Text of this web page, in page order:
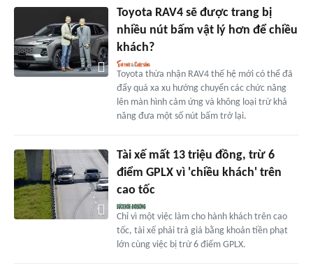
Toyota RAV4 sẽ được trang bị
nhiều nút bấm vật lý hơn để chiều
khách?
Toyota thừa nhận RAV4 thế hệ mới có thể đã
đẩy quá xa xu hướng chuyển các chức năng
lên màn hình cảm ứng và không loại trừ khả
năng đưa một số nút bấm trở lại.
Tài xế mất 13 triệu đồng, trừ 6
điểm GPLX vì 'chiều khách' trên
cao tốc
Chỉ vì một việc làm cho hành khách trên cao
tốc, tài xế phải trả giá bằng khoản tiền phạt
lớn cùng việc bị trừ 6 điểm GPLX.